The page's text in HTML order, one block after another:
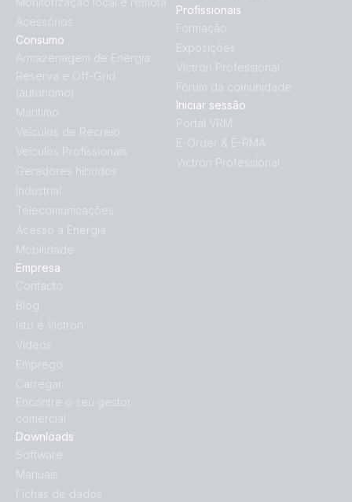
Acessórios
Downloads
Software
Manuais
Fichas de dados
Consumo
Armazenagem de Energia
Reserva e Off-Grid
(autonomo)
Marítimo
Veículos de Recreio
Veículos Profissionais
Geradores híbridos
Industrial
Telecomunicações
Acesso à Energia
Mobilidade
Empresa
Contacto
Blog
Isto é Victron
Vídeos
Emprego
Carregar
Encontre o seu gestor
comercial
Profissionais
Formação
Exposições
Victron Professional
Fórum da comunidade
Iniciar sessão
Portal VRM
E-Order & E-RMA
Victron Professional